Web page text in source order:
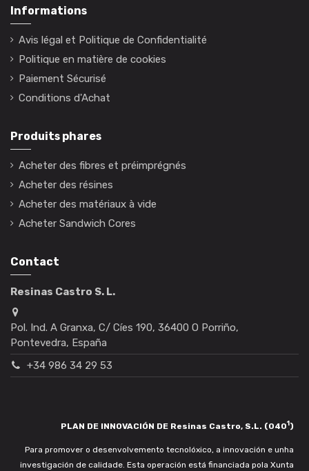
Informations
Avis légal et Politique de Confidentialité
Politique en matière de cookies
Paiement Sécurisé
Conditions d'Achat
Produits phares
Acheter des fibres et préimprégnés
Acheter des résines
Acheter des matériaux à vide
Acheter Sandwich Cores
Contact
Resinas Castro S. L.
Pol. Ind. A Granxa, C/ Cíes 190, 36400 O Porriño,
Pontevedra, España
+34 986 34 29 53
PLAN DE INNOVACIÓN DE Resinas Castro, S.L. (0401)
Para promover o desenvolvemento tecnolóxico, a innovación e unha
investigación de calidade. Esta operación está financiada pola Xunta